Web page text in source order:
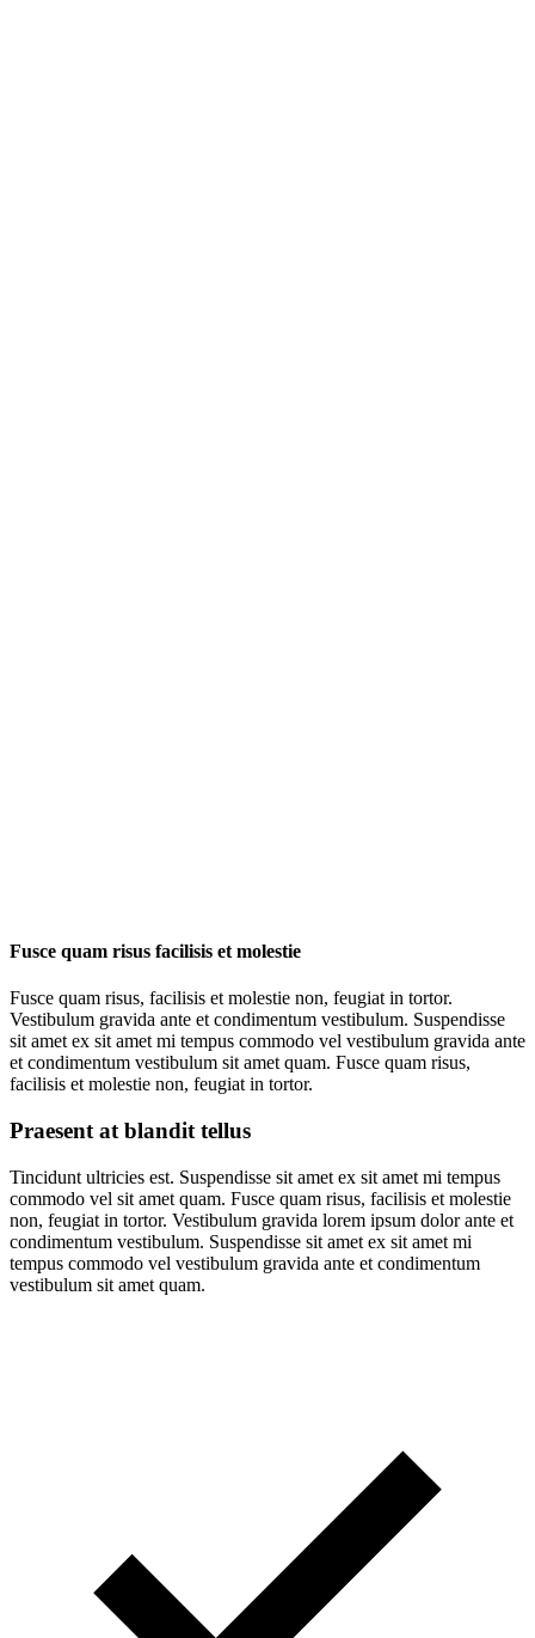
Fusce quam risus facilisis et molestie
Fusce quam risus, facilisis et molestie non, feugiat in tortor.
Vestibulum gravida ante et condimentum vestibulum. Suspendisse
sit amet ex sit amet mi tempus commodo vel vestibulum gravida ante
et condimentum vestibulum sit amet quam. Fusce quam risus,
facilisis et molestie non, feugiat in tortor.
Praesent at blandit tellus
Tincidunt ultricies est. Suspendisse sit amet ex sit amet mi tempus
commodo vel sit amet quam. Fusce quam risus, facilisis et molestie
non, feugiat in tortor. Vestibulum gravida lorem ipsum dolor ante et
condimentum vestibulum. Suspendisse sit amet ex sit amet mi
tempus commodo vel vestibulum gravida ante et condimentum
vestibulum sit amet quam.